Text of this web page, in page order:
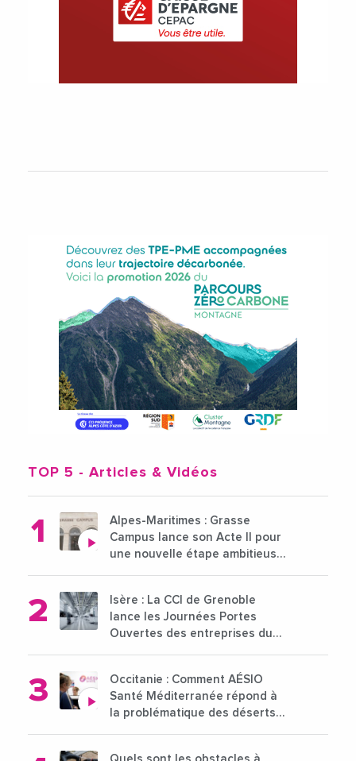
TOP 5 - Articles & Vidéos
Alpes-Maritimes : Grasse
Campus lance son Acte II pour
une nouvelle étape ambitieuse
Isère : La CCI de Grenoble
lance les Journées Portes
Ouvertes des entreprises du
Occitanie : Comment AÉSIO
Santé Méditerranée répond à
la problématique des déserts